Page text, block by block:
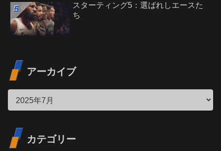
スターティング5：選ばれしエースた
ち
アーカイブ
カテゴリー